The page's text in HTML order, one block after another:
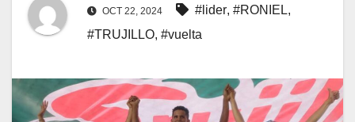
OCT 22, 2024 #lider, #RONIEL,
#TRUJILLO, #vuelta